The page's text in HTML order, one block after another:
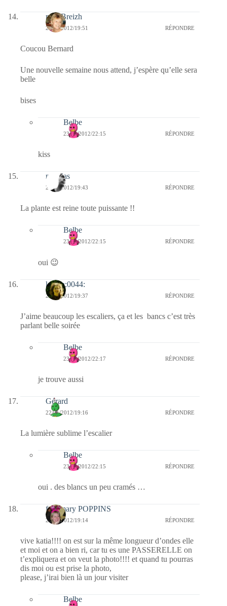
nanaBreizh
22/01/2012/19:51 RÉPONDRE
Coucou Bernard
Une nouvelle semaine nous attend, j’espère qu’elle sera
belle
bises
Belbe
23/01/2012/22:15 RÉPONDRE
kiss
mathias
22/01/2012/19:43 RÉPONDRE
La plante est reine toute puissante !!
Belbe
23/01/2012/22:15 RÉPONDRE
oui 😉
katara:0044:
22/01/2012/19:37 RÉPONDRE
J’aime beaucoup les escaliers, ça et les bancs c’est très
parlant belle soirée
Belbe
23/01/2012/22:17 RÉPONDRE
je trouve aussi
Gérard
22/01/2012/19:16 RÉPONDRE
La lumière sublime l’escalier
Belbe
23/01/2012/22:15 RÉPONDRE
oui . des blancs un peu cramés …
fabymary POPPINS
22/01/2012/19:14 RÉPONDRE
vive katia!!!! on est sur la même longueur d’ondes elle
et moi et on a bien ri, car tu es une PASSERELLE on
t’expliquera et on veut la photo!!!! et quand tu pourras
dis moi ou est prise la photo,
please, j’irai bien là un jour visiter
Belbe